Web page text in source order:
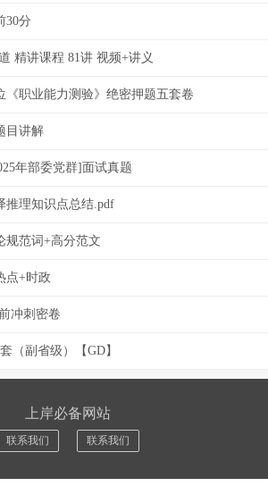
30分
精讲课程 81讲 视频+讲义
《职业能力测验》绝密押题五套卷
目讲解
年部委党群]面试真题
推理知识点总结.pdf
规范词+高分范文
点+时政
冲刺密卷
（副省级）【GD】
上岸必备网站
联系我们 联系我们